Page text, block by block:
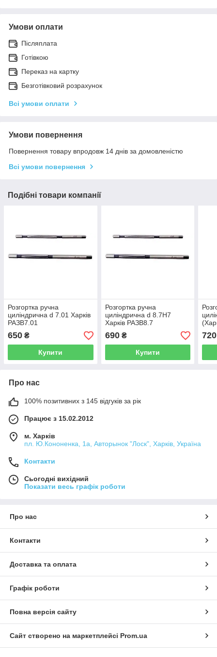
Умови оплати
Післяплата
Готівкою
Переказ на картку
Безготівковий розрахунок
Всі умови оплати
Умови повернення
Повернення товару впродовж 14 днів за домовленістю
Всі умови повернення
Подібні товари компанії
Розгортка ручна
циліндрична d 7.01 Харків
РАЗВ7.01
650 ₴
Купити
Розгортка ручна
циліндрична d 8.7H7
Харків РАЗВ8.7
690₴
Купити
720
Про нас
100% позитивних з 145 відгуків за рік
Працює з 15.02.2012
м. Харків
пл. Ю.Кононенка, 1а, Авторынок "Лоск", Харків, Україна
Контакти
Сьогодні вихідний
Показати весь графік роботи
Про нас
Контакти
Доставка та оплата
Графік роботи
Повна версія сайту
Сайт створено на маркетплейсі Prom.ua